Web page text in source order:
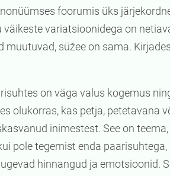
foorumis üks
väikeste variatsioonidega on
muutuvad, süžee on sama.
on väga valus kogemus
olukorras, kas petja, petetavana
inimestest. See on
pole tegemist enda
hinnangud ja emotsioonid.